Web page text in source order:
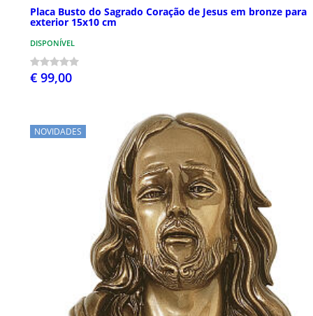
Placa Busto do Sagrado Coração de Jesus em bronze para
exterior 15x10 cm
DISPONÍVEL
€ 99,00
NOVIDADES